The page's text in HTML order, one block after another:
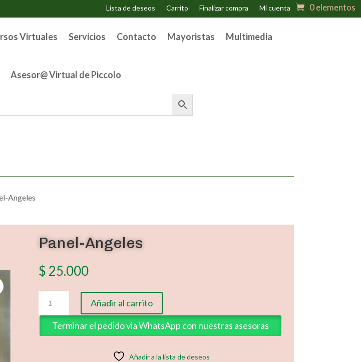
Lista de deseos Carrito Finalizar compra Mi cuenta 0 elementos
Virtuales Servicios Contacto Mayoristas Multimedia
Asesor@ Virtual de Piccolo
Angeles
Panel-Angeles
$ 25.000
Angeles
cantidad
Añadir al carrito
Terminar el pedido via WhatsApp con nuestras asesoras
Añadir a la lista de deseos